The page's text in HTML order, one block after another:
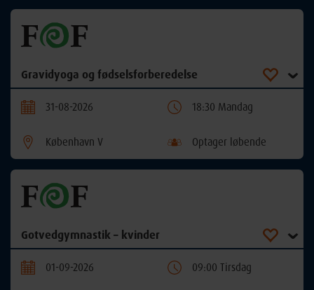
Gravidyoga og fødselsforberedelse
31-08-2026 18:30 Mandag
København V Optager løbende
Gotvedgymnastik – kvinder
01-09-2026 09:00 Tirsdag